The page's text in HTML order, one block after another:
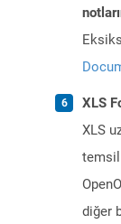
XLS
XLS
diğer